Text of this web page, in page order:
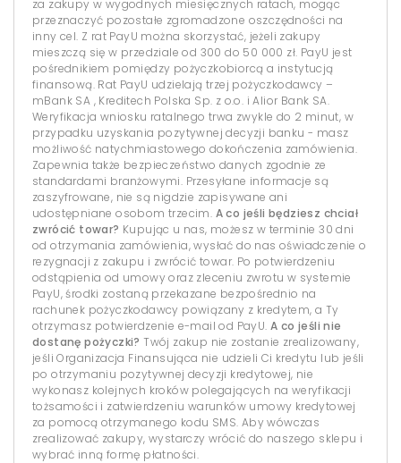
za zakupy w wygodnych miesięcznych ratach, mogąc
przeznaczyć pozostałe zgromadzone oszczędności na
inny cel. Z rat PayU można skorzystać, jeżeli zakupy
mieszczą się w przedziale od 300 do 50 000 zł. PayU jest
pośrednikiem pomiędzy pożyczkobiorcą a instytucją
finansową. Rat PayU udzielają trzej pożyczkodawcy –
mBank SA , Kreditech Polska Sp. z o.o. i Alior Bank SA.
Weryfikacja wniosku ratalnego trwa zwykle do 2 minut, w
przypadku uzyskania pozytywnej decyzji banku - masz
możliwość natychmiastowego dokończenia zamówienia.
Zapewnia także bezpieczeństwo danych zgodnie ze
standardami branżowymi. Przesyłane informacje są
zaszyfrowane, nie są nigdzie zapisywane ani
udostępniane osobom trzecim. A co jeśli będziesz chciał
zwrócić towar? Kupując u nas, możesz w terminie 30 dni
od otrzymania zamówienia, wysłać do nas oświadczenie o
rezygnacji z zakupu i zwrócić towar. Po potwierdzeniu
odstąpienia od umowy oraz zleceniu zwrotu w systemie
PayU, środki zostaną przekazane bezpośrednio na
rachunek pożyczkodawcy powiązany z kredytem, a Ty
otrzymasz potwierdzenie e-mail od PayU. A co jeśli nie
dostanę pożyczki? Twój zakup nie zostanie zrealizowany,
jeśli Organizacja Finansująca nie udzieli Ci kredytu lub jeśli
po otrzymaniu pozytywnej decyzji kredytowej, nie
wykonasz kolejnych kroków polegających na weryfikacji
tożsamości i zatwierdzeniu warunków umowy kredytowej
za pomocą otrzymanego kodu SMS. Aby wówczas
zrealizować zakupy, wystarczy wrócić do naszego sklepu i
wybrać inną formę płatności.